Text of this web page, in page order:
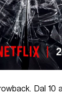
Dal 10